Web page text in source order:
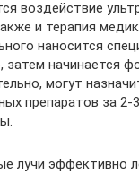
воздействие
и терапия
наносится
затем начинается
могут
препаратов за 2-
лучи эффективно